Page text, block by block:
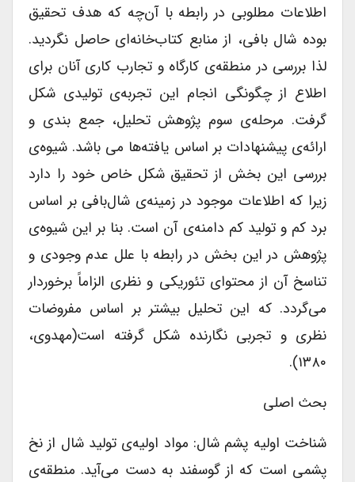
اطلاعات مطلوبی در رابطه با آن‌چه که هدف تحقیق
بوده شال بافی، از منابع کتاب‌خانه‌ای حاصل نگردید.
لذا بررسی در منطقه‌ی کارگاه و تجارب کاری آنان برای
اطلاع از چگونگی انجام این تجربه‌ی تولیدی شکل
گرفت. مرحله‌ی سوم پژوهش تحلیل، جمع بندی و
ارائه‌ی پیشنهادات بر اساس یافته‌ها می باشد. شیوه‌ی
بررسی این بخش از تحقیق شکل خاص خود را دارد
زیرا که اطلاعات موجود در زمینه‌ی شال‌بافی بر اساس
برد کم و تولید کم‌ دامنه‌ی آن است. بنا بر این شیوه‌ی
پژوهش در این بخش در رابطه با علل عدم وجودی و
تناسخ آن از محتوای تئوریکی و نظری الزاماً برخوردار
می‌گردد. که این تحلیل بیشتر بر اساس مفروضات
نظری و تجربی نگارنده شکل گرفته است(مهدوی،
۱۳۸۰).
بحث اصلی
شناخت اولیه پشم شال: مواد اولیه‌ی تولید شال از نخ
پشمی است که از گوسفند به دست می‌آید. منطقه‌ی